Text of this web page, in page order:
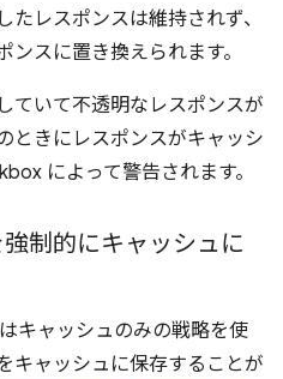
レスポンスは維持されず、
スに置き換えられます。
ていて不透明なレスポンスが
ときにレスポンスがキャッシ
によって警告されます。
制的にキャッシュに
キャッシュのみの戦略を使
キャッシュに保存することが